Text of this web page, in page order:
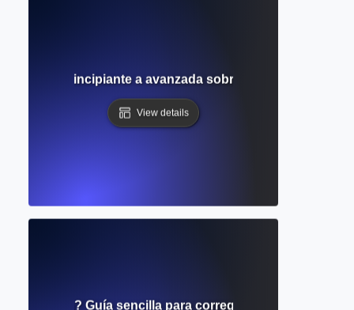
Guía de principiante a avanzada sobre personas,
View details
compuesta? Guía sencilla para corregir errores